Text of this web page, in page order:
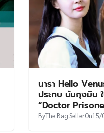
นารา Hello
ประกบ นัมกุงมิน
“Doctor
ByThe Bag SellerOn15/